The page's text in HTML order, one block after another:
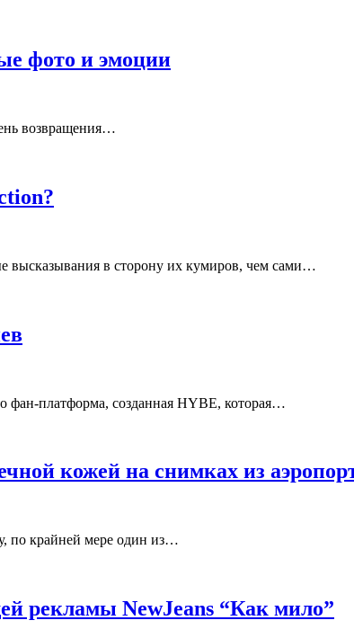
фото и эмоции
возвращения…
высказывания в сторону их кумиров, чем сами…
фан-платформа, созданная HYBE, которая…
кожей на снимках из
по крайней мере один из…
рекламы NewJeans “Как мило”